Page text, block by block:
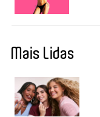
Mais Lidas